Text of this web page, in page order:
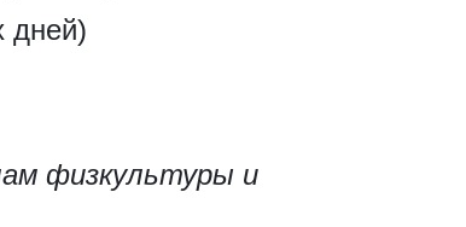
дней)
физкультуры и